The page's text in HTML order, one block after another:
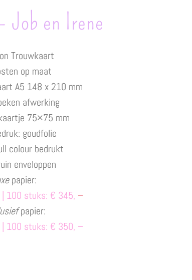
Job en Irene
Trouwkaart
op maat
A5 148 x 210 mm
afwerking
75×75 mm
goudfolie
colour bedrukt
enveloppen
papier:
100 stuks: € 345, –
papier:
100 stuks: € 350, –